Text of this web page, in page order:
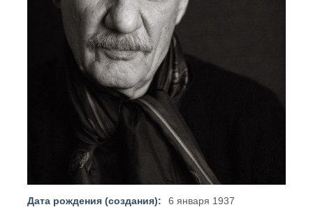
Дата рождения (создания):
6 января 1937